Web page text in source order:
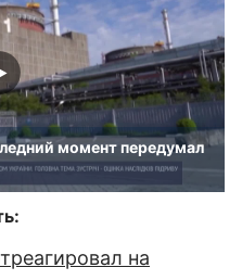
момент передумал
на